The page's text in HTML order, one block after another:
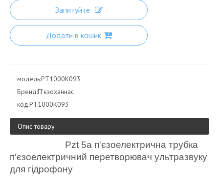
Запитуйте
Додати в кошик
модель:PT1000K093
Бренд:П'єзоханнас
код:PT1000K093
Опис товару
Pzt 5a п'єзоелектрична трубка
п'єзоелектричний перетворювач ультразвуку
для гідрофону